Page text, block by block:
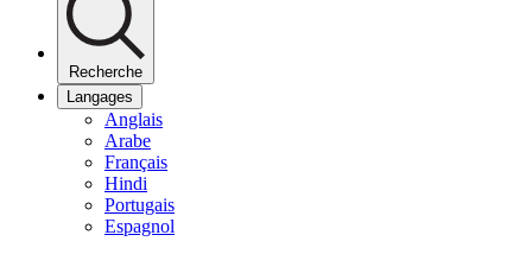
Recherche
Langages
Anglais
Arabe
Français
Hindi
Portugais
Espagnol